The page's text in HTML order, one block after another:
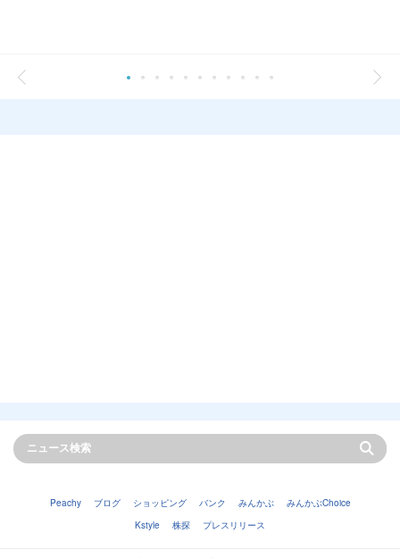
Peachy ブログ ショッピング バンク みんかぶ
みんかぶChoice
Kstyle
株探 プレスリリース